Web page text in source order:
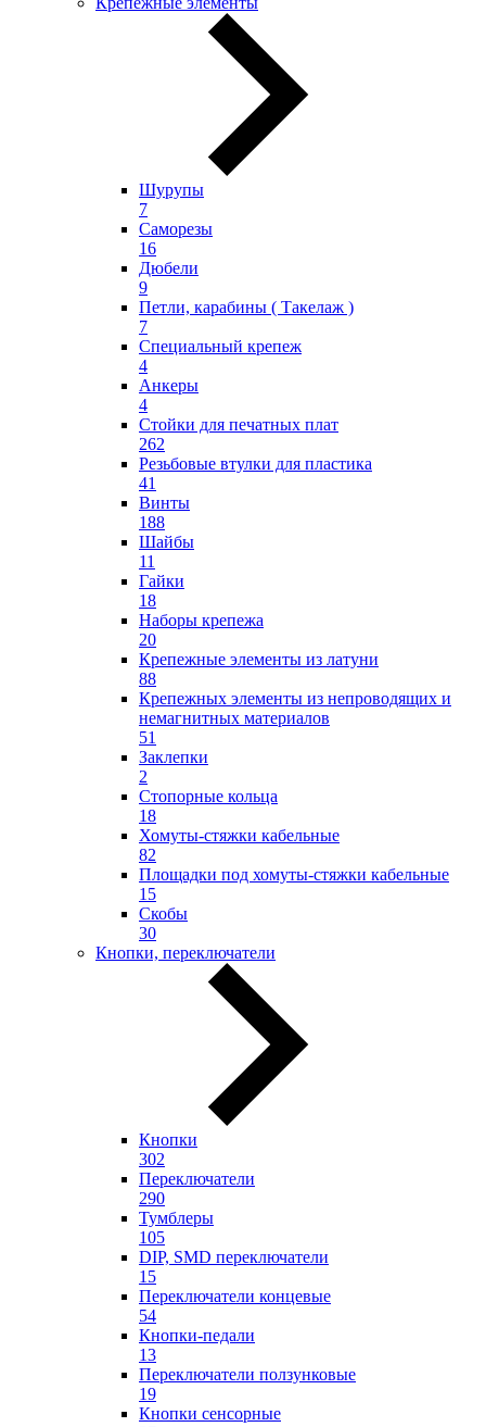
Шурупы
7
Саморезы
16
Дюбели
9
Петли, карабины ( Такелаж )
7
Специальный крепеж
4
Анкеры
4
Стойки для печатных плат
262
Резьбовые втулки для пластика
41
Винты
188
Шайбы
11
Гайки
18
Наборы крепежа
20
Крепежные элементы из латуни
88
Крепежных элементы из непроводящих и
немагнитных материалов
51
Заклепки
2
Стопорные кольца
18
Хомуты-стяжки кабельные
82
Площадки под хомуты-стяжки кабельные
15
Скобы
30
Кнопки, переключатели
Кнопки
302
Переключатели
290
Тумблеры
105
DIP, SMD переключатели
15
Переключатели концевые
54
Кнопки-педали
13
Переключатели ползунковые
19
Кнопки сенсорные